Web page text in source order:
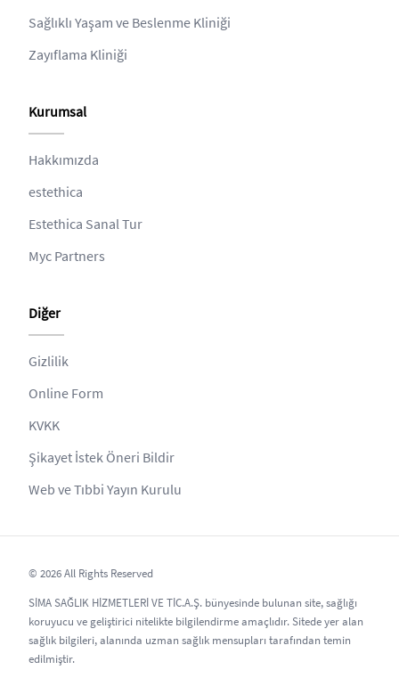
Sağlıklı Yaşam ve Beslenme Kliniği
Zayıflama Kliniği
Kurumsal
Hakkımızda
estethica
Estethica Sanal Tur
Myc Partners
Diğer
Gizlilik
Online Form
KVKK
Şikayet İstek Öneri Bildir
Web ve Tıbbi Yayın Kurulu
© 2026 All Rights Reserved
SİMA SAĞLIK HİZMETLERİ VE TİC.A.Ş. bünyesinde bulunan site, sağlığı
koruyucu ve geliştirici nitelikte bilgilendirme amaçlıdır. Sitede yer alan
sağlık bilgileri, alanında uzman sağlık mensupları tarafından temin
edilmiştir.